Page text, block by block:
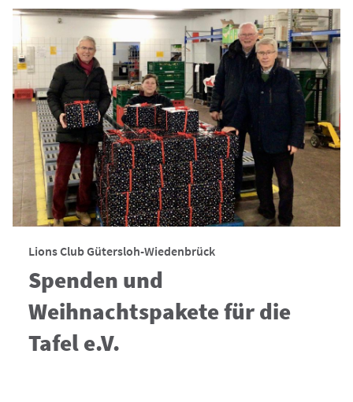
Lions Club Gütersloh-Wiedenbrück
Spenden und
Weihnachtspakete für die
Tafel e.V.